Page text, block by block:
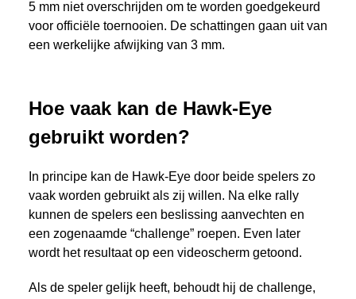
5 mm niet overschrijden om te worden goedgekeurd
voor officiële toernooien. De schattingen gaan uit van
een werkelijke afwijking van 3 mm.
Hoe vaak kan de Hawk-Eye
gebruikt worden?
In principe kan de Hawk-Eye door beide spelers zo
vaak worden gebruikt als zij willen. Na elke rally
kunnen de spelers een beslissing aanvechten en
een zogenaamde “challenge” roepen. Even later
wordt het resultaat op een videoscherm getoond.
Als de speler gelijk heeft, behoudt hij de challenge,